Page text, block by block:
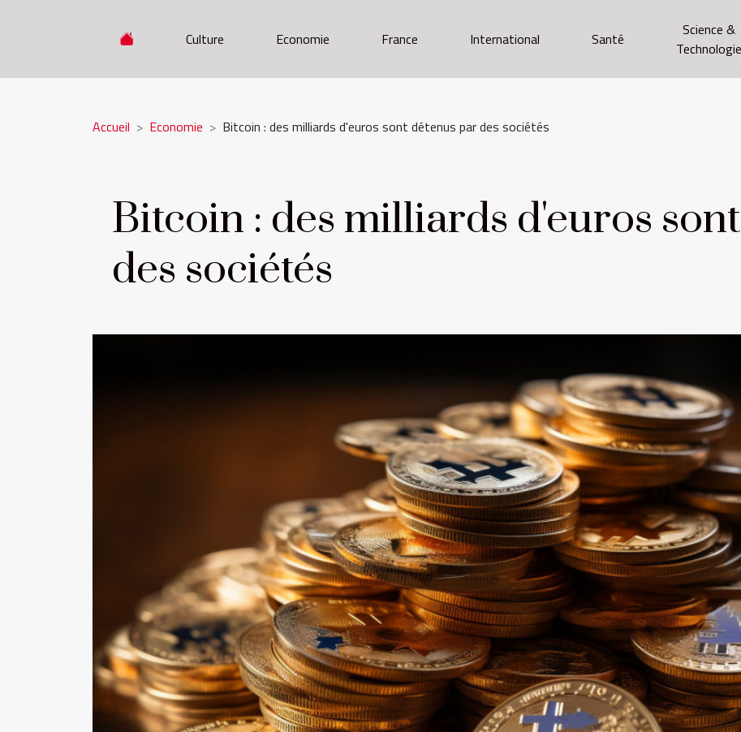
Culture Economie France International Santé
Science &
Technologie
Accueil Economie Bitcoin : des milliards d'euros sont détenus par des sociétés
Bitcoin : des milliards d'euros
des sociétés